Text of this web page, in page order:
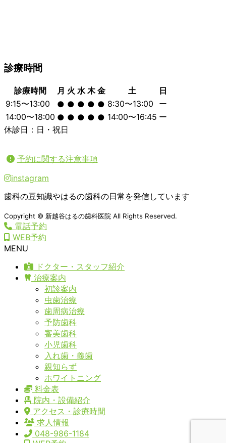
診療時間
診療時間 月 火 水 木 金 土
日
9:15〜13:00
● ● ● ● ● 8:30〜13:00
ー
14:00〜18:00 ● ● ● ● ● 14:00〜16:45 ー
休診日：日・祝日
予約に関する注意事項
instagram
歯科の豆知識やはるの歯科の日常を発信しています
Copyright © 新越谷はるの歯科医院 All Rights Reserved.
電話予約
WEB予約
MENU
ドクター・スタッフ紹介
治療案内
初診案内
虫歯治療
歯周病治療
予防歯科
審美歯科
小児歯科
入れ歯・義歯
親知らず
ホワイトニング
料金表
院内・設備紹介
アクセス・診療時間
求人情報
048-986-1184